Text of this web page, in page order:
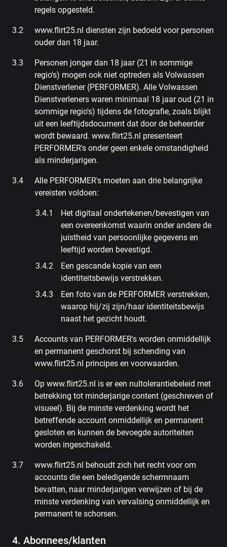
regels opgesteld.
www.flirt25.nl diensten zijn bedoeld voor personen
ouder dan 18 jaar.
Personen jonger dan 18 jaar (21 in sommige
regio's) mogen ook niet optreden als Volwassen
Dienstverlener (PERFORMER). Alle Volwassen
Dienstverleners waren minimaal 18 jaar oud (21 in
sommige regio's) tijdens de fotografie, zoals blijkt
uit een leeftijdsdocument dat door de beheerder
wordt bewaard. www.flirt25.nl presenteert
PERFORMER's onder geen enkele omstandigheid
als minderjarigen.
Alle PERFORMER's moeten aan drie belangrijke
vereisten voldoen:
Het digitaal ondertekenen/bevestigen van
een overeenkomst waarin onder andere de
juistheid van persoonlijke gegevens en
leeftijd worden bevestigd.
Een gescande kopie van een
identiteitsbewijs verstrekken.
Een foto van de PERFORMER verstrekken,
waarop hij/zij zijn/haar identiteitsbewijs
naast het gezicht houdt.
Accounts van PERFORMER's worden onmiddellijk
en permanent geschorst bij schending van
www.flirt25.nl principes en voorwaarden.
Op www.flirt25.nl is er een nultolerantiebeleid met
betrekking tot minderjarige content (geschreven of
visueel). Bij de minste verdenking wordt het
betreffende account onmiddellijk en permanent
gesloten en kunnen de bevoegde autoriteiten
worden ingeschakeld.
www.flirt25.nl behoudt zich het recht voor om
accounts die een beledigende schermnaam
bevatten, naar minderjarigen verwijzen of bij de
minste verdenking van vervalsing onmiddellijk en
permanent te schorsen.
4. Abonnees/klanten